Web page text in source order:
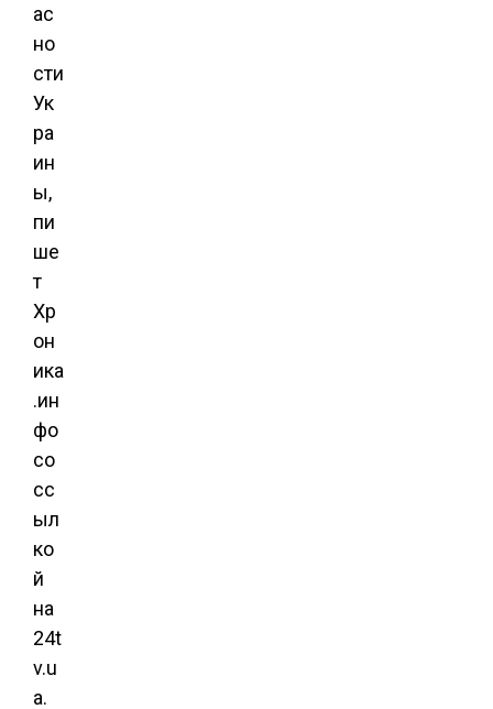
ас
но
сти
Ук
ра
ин
ы,
пи
ше
т
Хр
он
ика
.ин
фо
со
сс
ыл
ко
й
на
24t
v.u
a.